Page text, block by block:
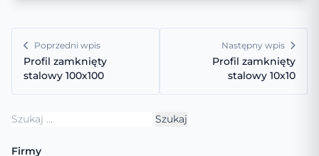
Poprzedni wpis
Profil zamknięty
stalowy 100x100
Następny wpis
Profil zamknięty
stalowy 10x10
Szukaj:
Firmy